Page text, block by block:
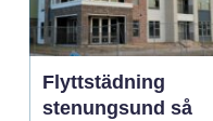
Flyttstädning
stenungsund så